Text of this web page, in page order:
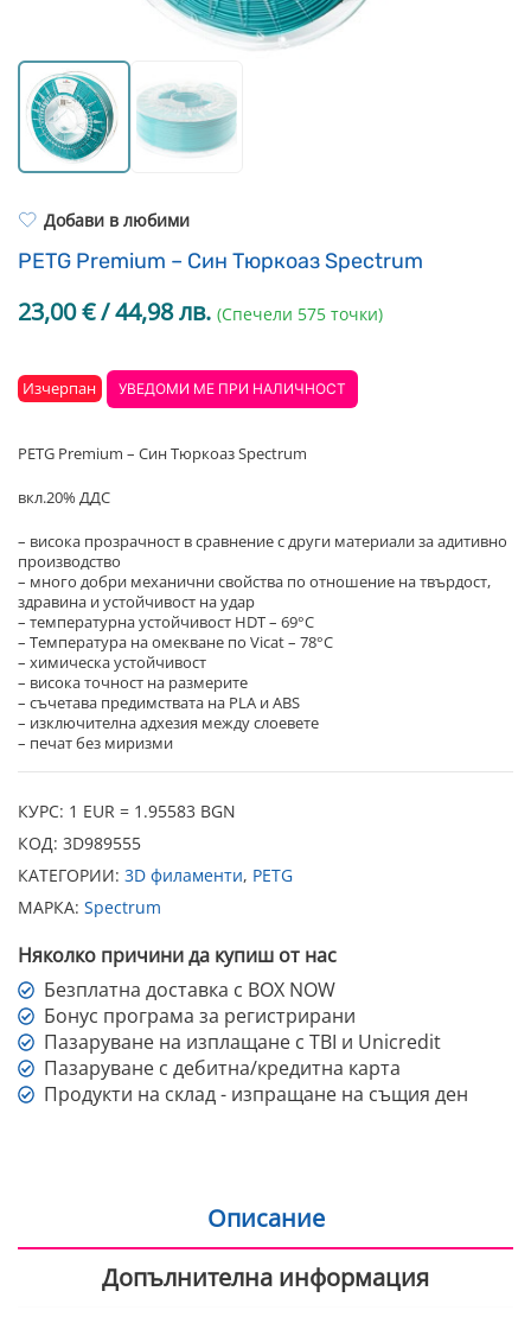
REFILL
Други
FEP филми
Добави в любими
PETG Premium – Син Тюркоаз Spectrum
23,00€/ 44,98 лв. (Спечели 575 точки)
Изчерпан УВЕДОМИ МЕ ПРИ НАЛИЧНОСТ
PETG Premium – Син Тюркоаз Spectrum
вкл.20% ДДС
– висока прозрачност в сравнение с други материали за адитивно
производство
– много добри механични свойства по отношение на твърдост,
здравина и устойчивост на удар
– температурна устойчивост HDT – 69°C
– Температура на омекване по Vicat – 78°C
– химическа устойчивост
– висока точност на размерите
– съчетава предимствата на PLA и ABS
– изключителна адхезия между слоевете
– печат без миризми
КУРС: 1 EUR = 1.95583 BGN
КОД: 3D989555
КАТЕГОРИИ: 3D филаменти, PETG
МАРКА: Spectrum
Няколко причини да купиш от нас
Безплатна доставка с BOX NOW
Бонус програма за регистрирани
Пазаруване на изплащане с TBI и Unicredit
Пазаруване с дебитна/кредитна карта
Продукти на склад - изпращане на същия ден
Описание
Допълнителна информация